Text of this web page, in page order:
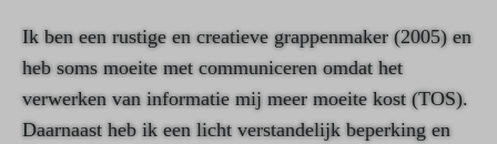
Ik ben een rustige en creatieve grappenmaker (2005) en
heb soms moeite met communiceren omdat het
verwerken van informatie mij meer moeite kost (TOS).
Daarnaast heb ik een licht verstandelijk beperking en